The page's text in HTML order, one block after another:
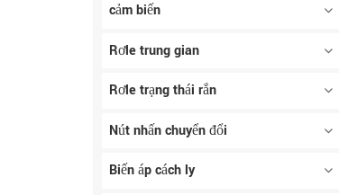
cảm biến
Rơle trung gian
Rơle trạng thái rắn
Nút nhấn chuyển đổi
Biến áp cách ly